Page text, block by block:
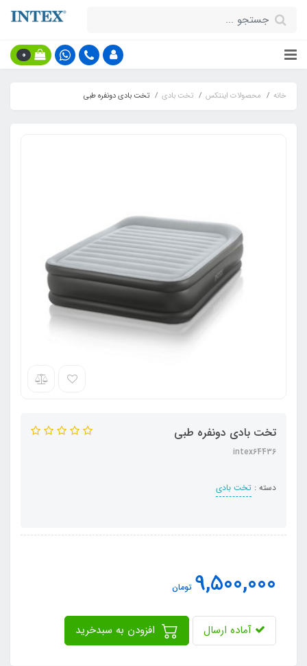
0
خانه محصولات اینتکس تخت بادی تخت بادی دونفره طبی
تخت بادی دونفره طبی
intex64436
دسته : تخت بادی
9,500,000 تومان
آماده ارسال